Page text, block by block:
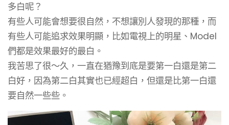
多白呢？
有些人可能會想要很自然，不想讓別人發現的那種，而
有些人可能追求效果明顯，比如電視上的明星、Model
們都是效果最好的最白。
我苦思了很～久，一直在猶豫到底是要第一白還是第二
白好，因為第二白其實也已經超白，但還是比第一白還
要自然一些些。